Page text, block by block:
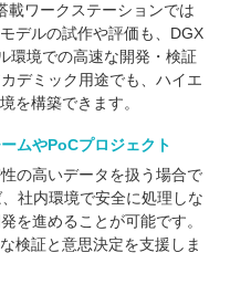
載ワークステーションでは
デルの試作や評価も、DGX
環境での高速な開発・検証
デミック用途でも、ハイエ
を構築できます。
ムやPoCプロジェクト
の高いデータを扱う場合で
社内環境で安全に処理しな
を進めることが可能です。
検証と意思決定を支援しま